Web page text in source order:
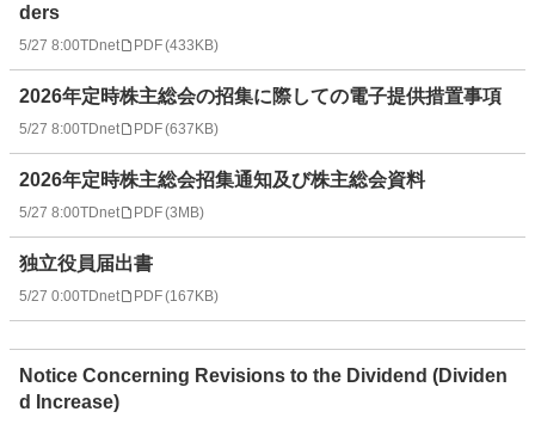
ders
5/27 8:00TDnet PDF(433KB)
2026年定時株主総会の招集に際しての電子提供措置事項
5/27 8:00TDnet PDF(637KB)
2026年定時株主総会招集通知及び株主総会資料
5/27 8:00TDnet PDF(3MB)
独立役員届出書
5/27 0:00TDnet PDF(167KB)
Notice Concerning Revisions to the Dividend (Dividen
d Increase)